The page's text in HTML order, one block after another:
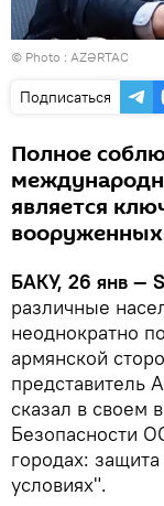
© Photo : AZƏRTAC
Подписаться
Полное
является
БАКУ, 26 янв —
различные
неоднократно
армянской
сказал в своем
Безопасности
городах:
условиях".